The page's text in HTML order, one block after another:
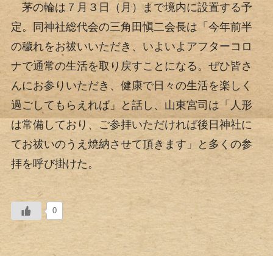
茅の輪は７月３日（月）まで境内に設置する予
定。同神社総代会の三角田愼二会長は「今年前半
の穢れをお祓いいただき、いよいよアフターコロ
ナで通常の生活を取り戻すことになる。ぜひ皆さ
んにお参りいただき、健康で日々の生活を楽しく
過ごしてもらえれば」と話し、山東宮司は「人形
は常備しており、ご参拝いただければ後日神社に
てお祓いのうえ焼納させて頂きます」と多くの参
拝を呼び掛けた。
0